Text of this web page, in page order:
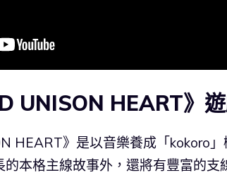
UNISON HEART》
HEART》是以音樂養成「kokoro
的本格主線故事外，還將有豐富的